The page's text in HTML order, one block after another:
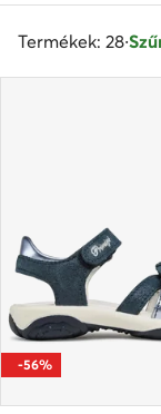
Termékek: 28·
-56%